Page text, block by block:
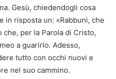
Gesù, chiedendogli cosa
in risposta un: «Rabbunì, che
che, per la Parola di Cristo,
a guarirlo. Adesso,
tutto con occhi nuovi e
nel suo cammino.